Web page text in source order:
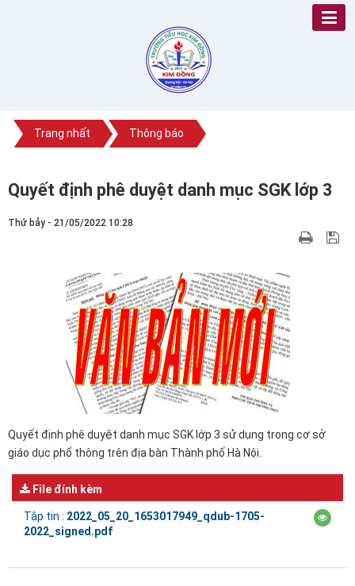
Trang nhất Thông báo
Quyết định phê duyệt danh mục SGK lớp 3
Thứ bảy - 21/05/2022 10:28
Quyết định phê duyệt danh mục SGK lớp 3 sử dụng trong cơ sở
giáo dục phổ thông trên địa bàn Thành phố Hà Nội.
File đính kèm
Tập tin : 2022_05_20_1653017949_qdub-1705-
2022_signed.pdf